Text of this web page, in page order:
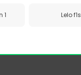
1 Lelo f1s